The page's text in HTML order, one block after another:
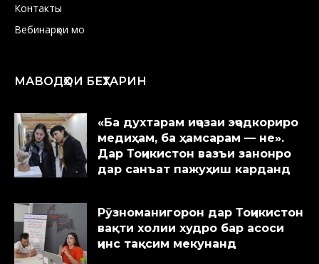
Контакты
Вебинарҳои мо
МАВОДҲОИ БЕҲТАРИН
«Ба духтарам иҷозаи эҷодкориро
медиҳам, ба ҳамсарам — не».
Дар Тоҷикистон вазъи занонро
дар санъат пажуҳиш карданд
Рӯзноманигорон дар Тоҷикистон
вақти холии худро бар асоси
ҷинс тақсим мекунанд